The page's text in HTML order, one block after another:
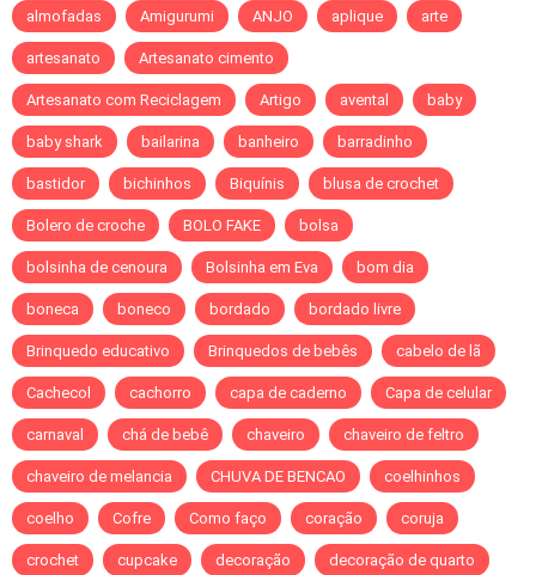
almofadas Amigurumi ANJO aplique arte
artesanato Artesanato cimento
Artesanato com Reciclagem Artigo avental baby
baby shark bailarina banheiro barradinho
bastidor bichinhos Biquínis blusa de crochet
Bolero de croche BOLO FAKE bolsa
bolsinha de cenoura Bolsinha em Eva bom dia
boneca boneco bordado bordado livre
Brinquedo educativo Brinquedos de bebês cabelo de lã
Cachecol cachorro capa de caderno Capa de celular
carnaval chá de bebê chaveiro chaveiro de feltro
chaveiro de melancia CHUVA DE BENCAO coelhinhos
coelho Cofre Como faço coração coruja
crochet cupcake decoração decoração de quarto